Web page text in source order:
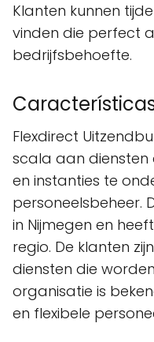
Klanten kunnen
vinden die perfect
bedrijfsbehoefte.
Flexdirect
scala aan
en instanties te
personeelsbeheer.
in Nijmegen en
regio. De klanten
diensten die
organisatie is
en flexibele